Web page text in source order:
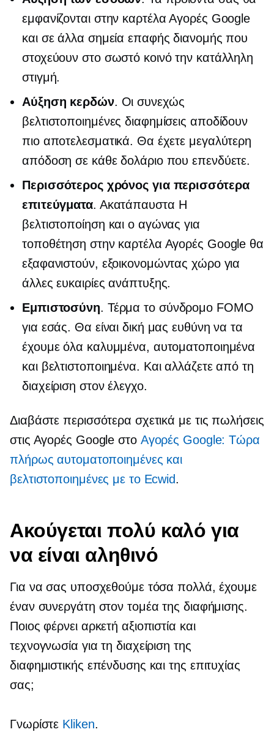
εμφανίζονται στην καρτέλα Αγορές Google
και σε άλλα σημεία επαφής διανομής που
στοχεύουν στο σωστό κοινό την κατάλληλη
στιγμή.
Αύξηση κερδών. Οι συνεχώς
βελτιστοποιημένες διαφημίσεις αποδίδουν
πιο αποτελεσματικά. Θα έχετε μεγαλύτερη
απόδοση σε κάθε δολάριο που επενδύετε.
Περισσότερος χρόνος για περισσότερα
επιτεύγματα. Ακατάπαυστα Η
βελτιστοποίηση και ο αγώνας για
τοποθέτηση στην καρτέλα Αγορές Google θα
εξαφανιστούν, εξοικονομώντας χώρο για
άλλες ευκαιρίες ανάπτυξης.
Εμπιστοσύνη. Τέρμα το σύνδρομο FOMO
για εσάς. Θα είναι δική μας ευθύνη να τα
έχουμε όλα καλυμμένα, αυτοματοποιημένα
και βελτιστοποιημένα. Και αλλάζετε από τη
διαχείριση στον έλεγχο.
Διαβάστε περισσότερα σχετικά με τις πωλήσεις
στις Αγορές Google στο Αγορές Google: Τώρα
πλήρως αυτοματοποιημένες και
βελτιστοποιημένες με το Ecwid.
Ακούγεται πολύ καλό για
να είναι αληθινό
Για να σας υποσχεθούμε τόσα πολλά, έχουμε
έναν συνεργάτη στον τομέα της διαφήμισης.
Ποιος φέρνει αρκετή αξιοπιστία και
τεχνογνωσία για τη διαχείριση της
διαφημιστικής επένδυσης και της επιτυχίας
σας;
Γνωρίστε Kliken.